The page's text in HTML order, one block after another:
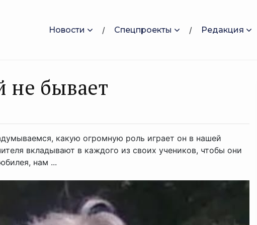
Новости Спецпроекты Редакция
не бывает
какую огромную роль играет он в нашей
вкладывают в каждого из своих учеников, чтобы они
нам ...